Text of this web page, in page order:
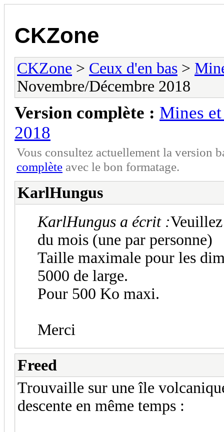
CKZone
CKZone > Ceux d'en bas >
Novembre/Décembre 2018
Version complète : Mines
2018
Vous consultez actuellement la version
complète avec le bon formatage.
KarlHungus
KarlHungus a écrit :
du mois (une par personne)
Taille maximale pour les
5000 de large.
Pour 500 Ko maxi.
Merci
Freed
Trouvaille sur une île
descente en même temps :